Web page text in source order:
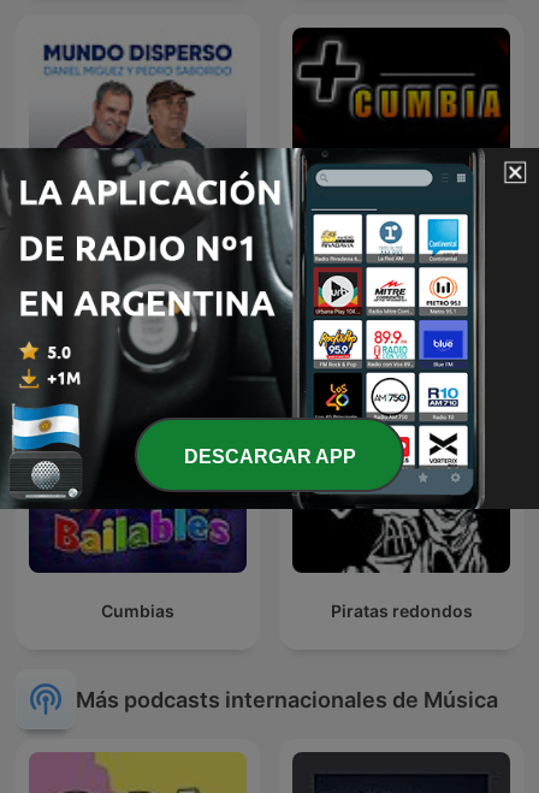
Mundo Disperso Más Cumbia
Cumbias Piratas redondos
Más podcasts internacionales de Música
DESCARGAR APP